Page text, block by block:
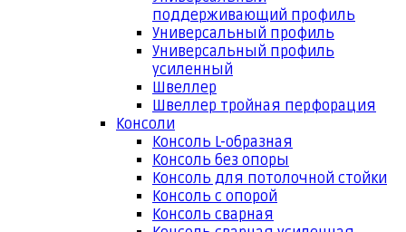
поддерживающий профиль
Универсальный профиль
Универсальный профиль
усиленный
Швеллер
Швеллер тройная перфорация
Консоли
Консоль L-образная
Консоль без опоры
Консоль для потолочной стойки
Консоль с опорой
Консоль сварная